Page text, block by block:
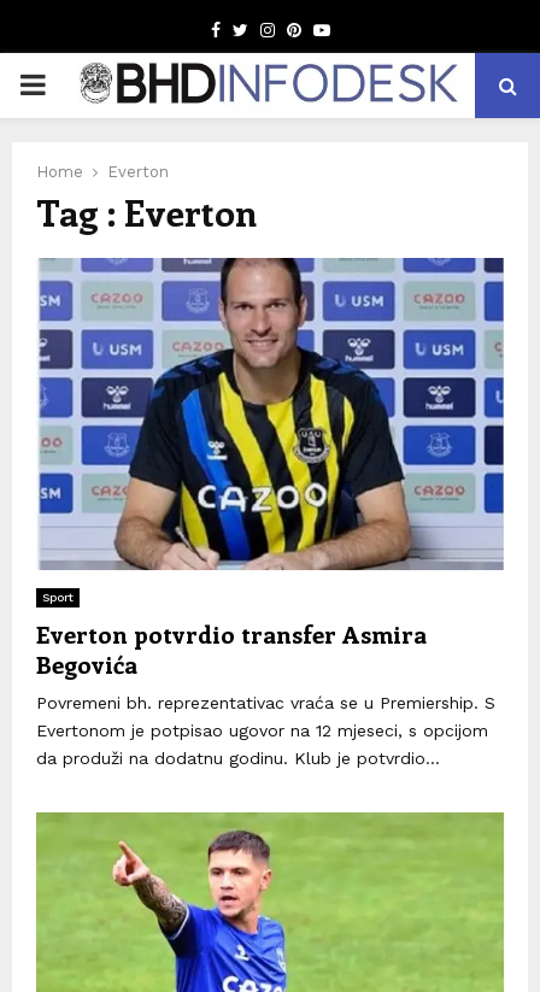
Facebook
TwitterInstagram
Pinterest
Youtube
PRIMARY
Home Everton
Tag : Everton
Sport
Everton potvrdio transfer Asmira
Begovića
Povremeni bh. reprezentativac vraća se u Premiership. S
Evertonom je potpisao ugovor na 12 mjeseci, s opcijom
da produži na dodatnu godinu. Klub je potvrdio...